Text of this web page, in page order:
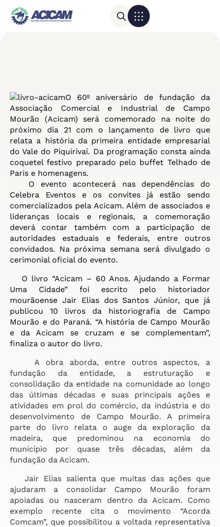
O 60º aniversário de fundação da
Associação Comercial e Industrial de Campo
Mourão (Acicam) será comemorado na noite do
próximo dia 21 com o lançamento de livro que
relata a história da primeira entidade empresarial
do Vale do Piquirivaí. Da programação consta ainda
coquetel festivo preparado pelo buffet Telhado de
Paris e homenagens.
O evento acontecerá nas dependências do
Celebra Eventos e os convites já estão sendo
comercializados pela Acicam. Além de associados e
lideranças locais e regionais, a comemoração
deverá contar também com a participação de
autoridades estaduais e federais, entre outros
convidados. Na próxima semana será divulgado o
cerimonial oficial do evento.
O livro “Acicam – 60 Anos. Ajudando a Formar
Uma Cidade” foi escrito pelo historiador
mourãoense Jair Elias dos Santos Júnior, que já
publicou 10 livros da historiografia de Campo
Mourão e do Paraná. “A história de Campo Mourão
e da Acicam se cruzam e se complementam”,
finaliza o autor do livro.
A obra aborda, entre outros aspectos, a
fundação da entidade, a estruturação e
consolidação da entidade na comunidade ao longo
das últimas décadas e suas principais ações e
atividades em prol do comércio, da indústria e do
desenvolvimento de Campo Mourão. A primeira
parte do livro relata o auge da exploração da
madeira, que predominou na economia do
município por quase três décadas, além da
fundação da Acicam.
Jair Elias salienta que muitas das ações que
ajudaram a consolidar Campo Mourão foram
apoiadas ou nasceram dentro da Acicam. Como
exemplo recente cita o movimento “Acorda
Comcam”, que possibilitou a voltada representativa